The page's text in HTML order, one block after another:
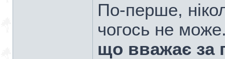
По-перше,
чогось не
що вважає за